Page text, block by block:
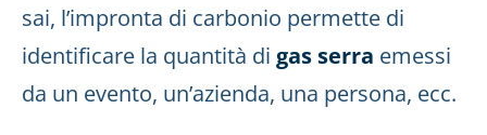
sai, l’impronta di carbonio permette di
identificare la quantità di gas serra emessi
da un evento, un’azienda, una persona, ecc.